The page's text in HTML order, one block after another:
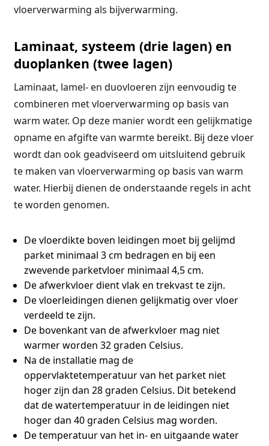
vloerverwarming als bijverwarming.
Laminaat, systeem (drie lagen) en
duoplanken (twee lagen)
Laminaat, lamel- en duovloeren zijn eenvoudig te
combineren met vloerverwarming op basis van
warm water. Op deze manier wordt een gelijkmatige
opname en afgifte van warmte bereikt. Bij deze vloer
wordt dan ook geadviseerd om uitsluitend gebruik
te maken van vloerverwarming op basis van warm
water. Hierbij dienen de onderstaande regels in acht
te worden genomen.
De vloerdikte boven leidingen moet bij gelijmd
parket minimaal 3 cm bedragen en bij een
zwevende parketvloer minimaal 4,5 cm.
De afwerkvloer dient vlak en trekvast te zijn.
De vloerleidingen dienen gelijkmatig over vloer
verdeeld te zijn.
De bovenkant van de afwerkvloer mag niet
warmer worden 32 graden Celsius.
Na de installatie mag de
oppervlaktetemperatuur van het parket niet
hoger zijn dan 28 graden Celsius. Dit betekend
dat de watertemperatuur in de leidingen niet
hoger dan 40 graden Celsius mag worden.
De temperatuur van het in- en uitgaande water